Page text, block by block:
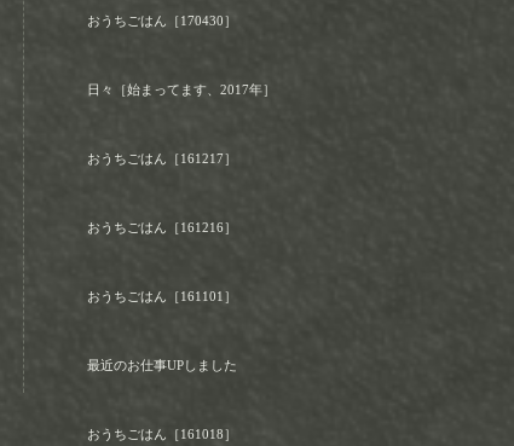
おうちごはん［170430］
日々［始まってます、2017年］
おうちごはん［161217］
おうちごはん［161216］
おうちごはん［161101］
最近のお仕事UPしました
おうちごはん［161018］